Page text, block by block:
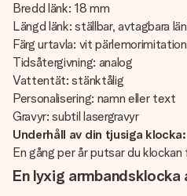
Bredd länk: 18 mm
Längd länk: ställbar, avtagbara
Färg urtavla: vit pärlemorimitation
Tidsåtergivning: analog
Vattentät: stänktålig
Personalisering: namn eller text
Gravyr: subtil lasergravyr
Underhåll av din tjusiga klocka:
En gång per år putsar du
En lyxig